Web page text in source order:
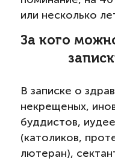
или несколько
За кого
В записке о
некрещеных,
буддистов,
(католиков,
лютеран),